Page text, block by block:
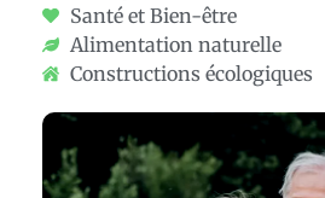
Santé et Bien-être
Alimentation naturelle
Constructions écologiques